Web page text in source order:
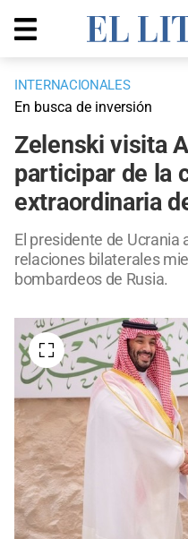
INTERNACIONALES
En busca de inversión
Zelenski visita
participar de la
extraordinaria
El presidente de Ucrania
relaciones bilaterales
bombardeos de Rusia.